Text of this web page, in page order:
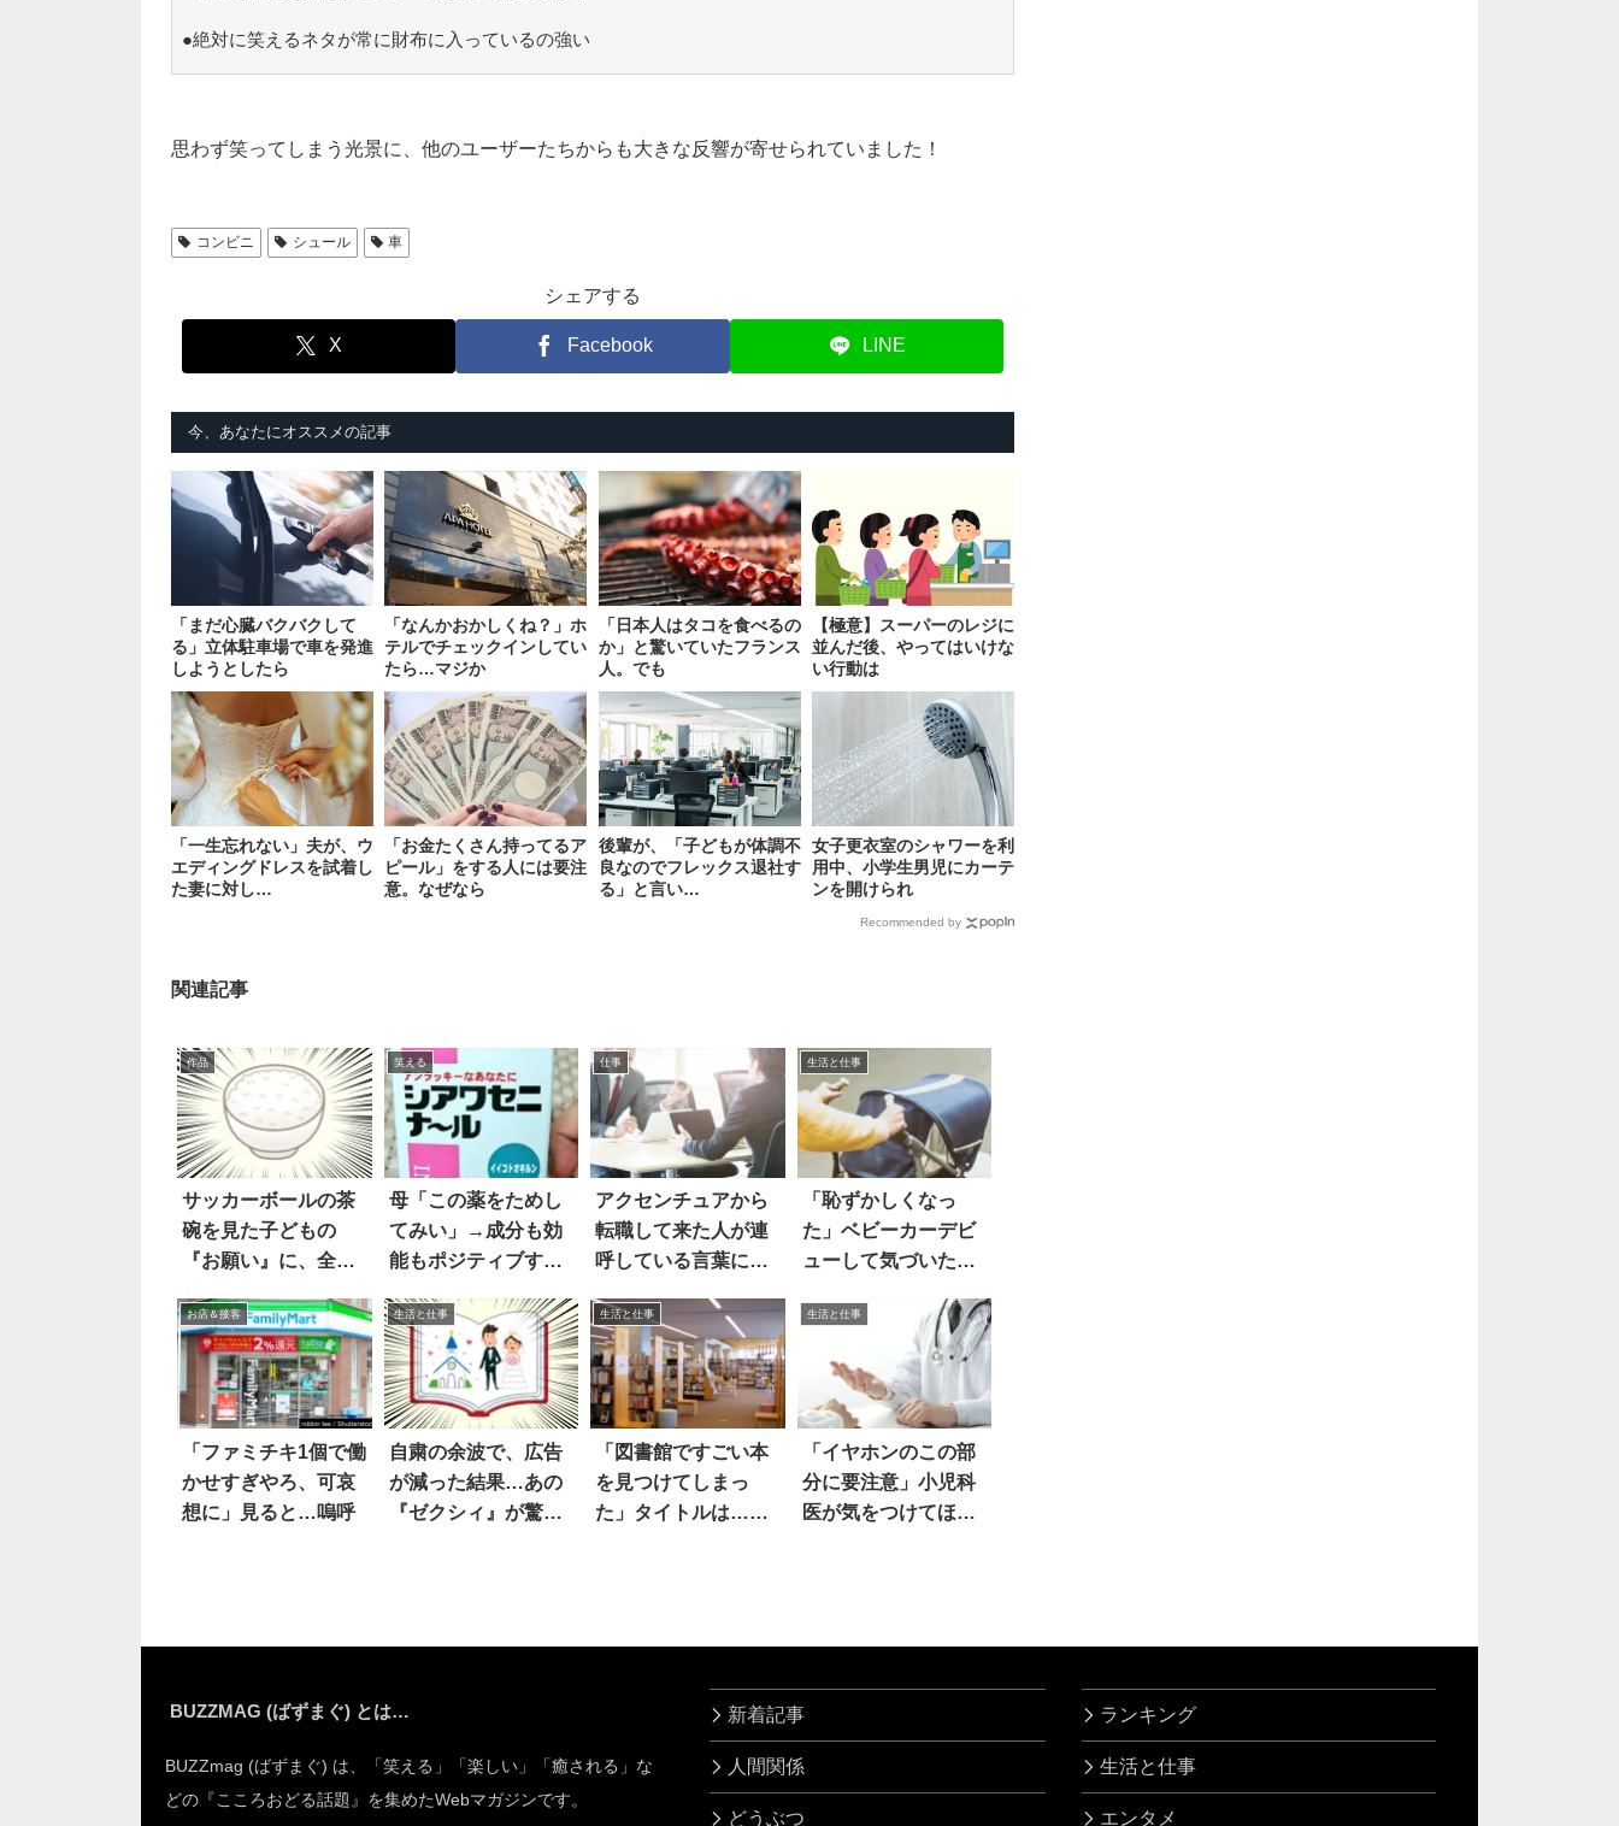
●絶対に笑えるネタが常に財布に入っているの強い
思わず笑ってしまう光景に、他のユーザーたちからも大きな反響が寄せられていました！
コンビニ シュール 車
シェアする
X Facebook LINE
今、あなたにオススメの記事
「まだ心臓バクバクして
る」立体駐車場で車を発進
しようとしたら
「なんかおかしくね？」ホ
テルでチェックインしてい
たら…マジか
「日本人はタコを食べるの
か」と驚いていたフランス
人。でも
【極意】スーパーのレジに
並んだ後、やってはいけな
い行動は
「一生忘れない」夫が、ウ
エディングドレスを試着し
た妻に対し…
「お金たくさん持ってるア
ピール」をする人には要注
意。なぜなら
後輩が、「子どもが体調不
良なのでフレックス退社す
る」と言い…
女子更衣室のシャワーを利
用中、小学生男児にカーテ
ンを開けられ
Recommended by
関連記事
作品
サッカーボールの茶
碗を見た子どもの
『お願い』に、全力
笑える
母「この薬をためし
てみい」→成分も効
能もポジティブすぎ
仕事
アクセンチュアから
転職して来た人が連
呼している言葉に…
生活と仕事
「恥ずかしくなっ
た」ベビーカーデビ
ューして気づいたこ
お店＆接客
「ファミチキ1個で働
かせすぎやろ、可哀
想に」見ると…嗚呼
生活と仕事
自粛の余波で、広告
が減った結果…あの
『ゼクシィ』が驚き
生活と仕事
「図書館ですごい本
を見つけてしまっ
た」タイトルは…え
生活と仕事
「イヤホンのこの部
分に要注意」小児科
医が気をつけてほし
BUZZMAG (ばずまぐ) とは…
BUZZmag (ばずまぐ) は、「笑える」「楽しい」「癒される」な
どの『こころおどる話題』を集めたWebマガジンです。
新着記事
人間関係
どうぶつ
ランキング
生活と仕事
エンタメ